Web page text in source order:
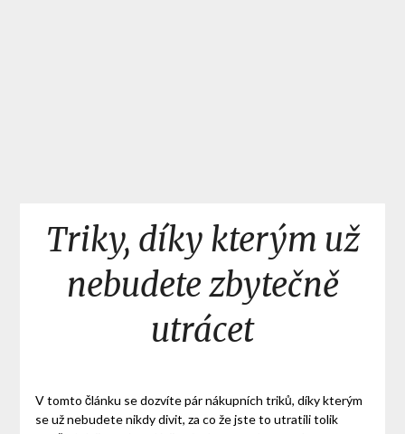
Triky, díky kterým už
nebudete zbytečně
utrácet
V tomto článku se dozvíte pár nákupních triků, díky kterým
se už nebudete nikdy divit, za co že jste to utratili tolik